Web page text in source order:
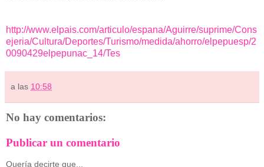
http://www.elpais.com/articulo/espana/Aguirre/suprime/Cons
ejeria/Cultura/Deportes/Turismo/medida/ahorro/elpepuesp/2
0090429elpepunac_14/Tes
a las 10:58
No hay comentarios:
Publicar un comentario
Quería decirte que...